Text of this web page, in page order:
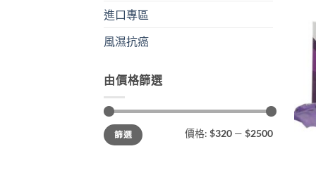
進口專區
風濕抗癌
由價格篩選
最
低
價
最
高
價
篩選 價格: $320 — $2500